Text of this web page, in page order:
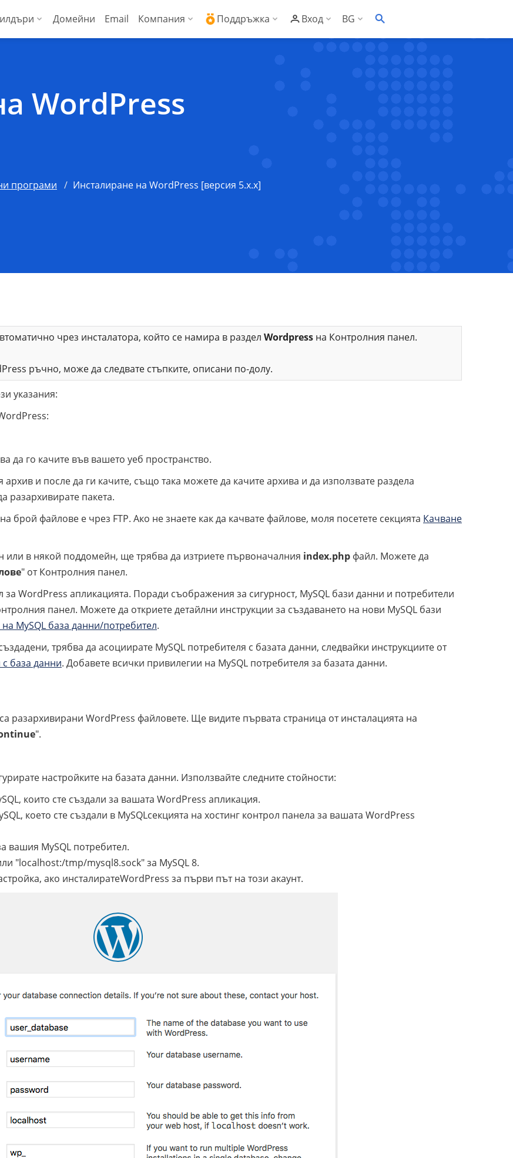
Домейни Email Компания
Сигурност и свързаност
Мнения на наши клиенти
Поддръжка
API за риселъри
Вход BG
WordPress
програми Инсталиране на WordPress [версия 5.x.x]
чрез инсталатора, който се намира в раздел Wordpress на Контролния панел.
ръчно, може да следвате стъпките, описани по-долу.
указания:
да го качите във вашето уеб пространство.
и после да ги качите, също така можете да качите архива и да използвате раздела
разархивирате пакета.
файлове е чрез FTP. Ако не знаете как да качвате файлове, моля посетете секцията Качване
или в някой поддомейн, ще трябва да изтриете първоначалния index.php файл. Можете да
" от Контролния панел.
WordPress апликацията. Поради съображения за сигурност, MySQL бази данни и потребители
панел. Можете да откриете детайлни инструкции за създаването на нови MySQL бази
MySQL база данни/потребител.
трябва да асоциирате MySQL потребителя с базата данни, следвайки инструкциите от
база данни. Добавете всички привилегии на MySQL потребителя за базата данни.
разархивирани WordPress файловете. Ще видите първата страница от инсталацията на
".
настройките на базата данни. Използвайте следните стойности:
които сте създали за вашата WordPress апликация.
което сте създали в MySQLсекцията на хостинг контрол панела за вашата WordPress
вашия MySQL потребител.
"localhost:/tmp/mysql8.sock" за MySQL 8.
ако инсталиратеWordPress за първи път на този акаунт.